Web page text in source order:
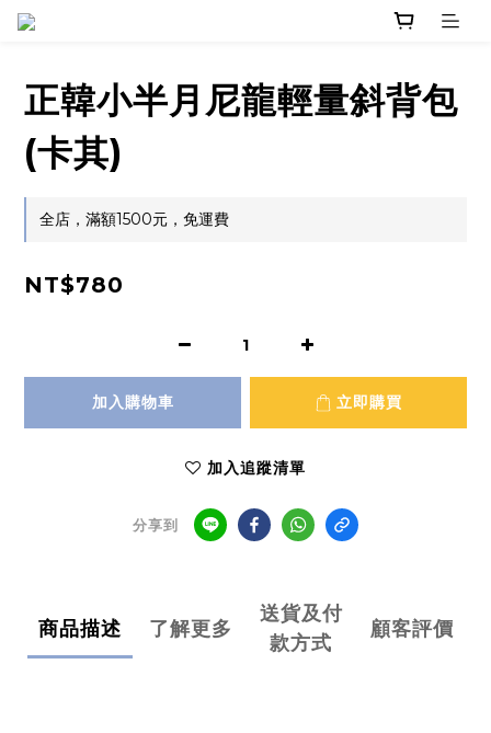
正韓小半月尼龍輕量斜背包
(卡其)
全店，滿額1500元，免運費
NT$780
加入購物車 立即購買
加入追蹤清單
分享到
商品描述 了解更多
送貨及付
款方式
顧客評價